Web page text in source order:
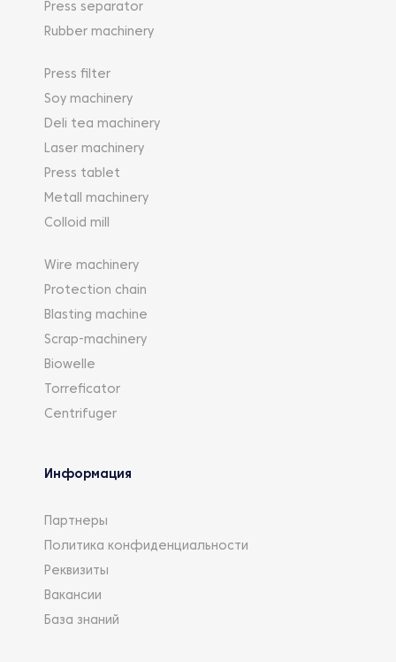
Press separator
Rubber machinery
Press filter
Soy machinery
Deli tea machinery
Laser machinery
Press tablet
Metall machinery
Colloid mill
Wire machinery
Protection chain
Blasting machine
Scrap-machinery
Biowelle
Torreficator
Centrifuger
Информация
Партнеры
Политика конфиденциальности
Реквизиты
Вакансии
База знаний